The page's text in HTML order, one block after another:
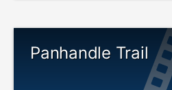
Panhandle Trail